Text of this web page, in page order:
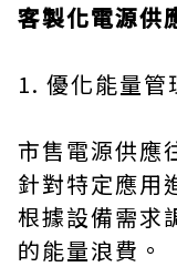
客製化電源供
1. 優化能量管
市售電源供應
針對特定應用
根據設備需求
的能量浪費。